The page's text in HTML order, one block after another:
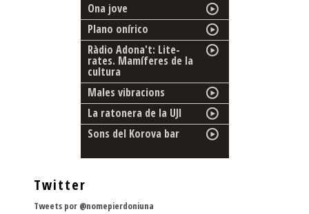
Ona jove
Plano onírico
Ràdio Adona't: Lite-
rates. Mamíferes de la
cultura
Males vibracions
La ratonera de la UJI
Sons del Korova bar
Twitter
Tweets por @nomepierdoniuna